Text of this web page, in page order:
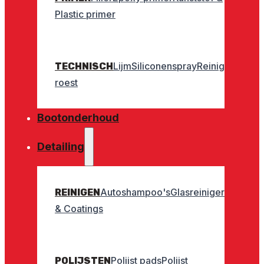
Plastic primer
TECHNISCHLijmSiliconensprayReinigers
roest
Bootonderhoud
Detailing
REINIGENAutoshampoo'sGlasreinigers
& Coatings
POLIJSTENPolijst padsPolijst